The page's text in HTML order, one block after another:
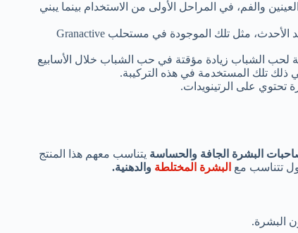
والفم، في المراحل الأولى من الاستخدام بينما يبني
إذا كنت عرضة للحساسية، فقد تفضل استخدام تقنيات الريتينويد الأحدث، مثل تلك الموجودة في مستحلب Granactive
لحب الشباب زيادة مؤقتة في حب الشباب خلال الأسابيع
ذلك تلك المستخدمة في هذه التركيبة.
تحتوي على الرتينويدات.
البشرة الجافة والحساسة يتناسب معهم هذا المنتج
البشرة المختلطة والدهنية.
البشرة.